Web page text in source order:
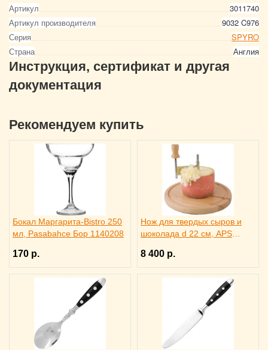
Артикул
3011740
Артикул производителя
9032 C976
Серия
SPYRO
Страна
Англия
Инструкция, сертификат и другая
документация
Рекомендуем купить
Бокал Маргарита-Bistro 250
мл, Pasabahce Бор 1140208
170 р.
Нож для твердых сыров и
шоколада d 22 см, APS
8 400 р.